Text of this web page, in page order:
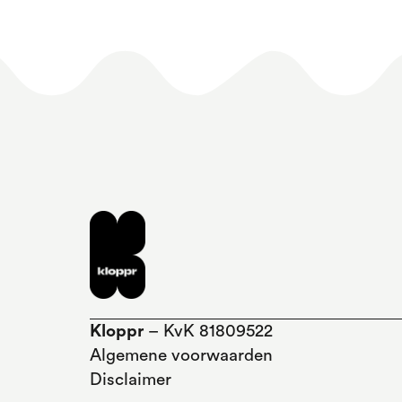
Kloppr – KvK 81809522
Algemene voorwaarden
Disclaimer